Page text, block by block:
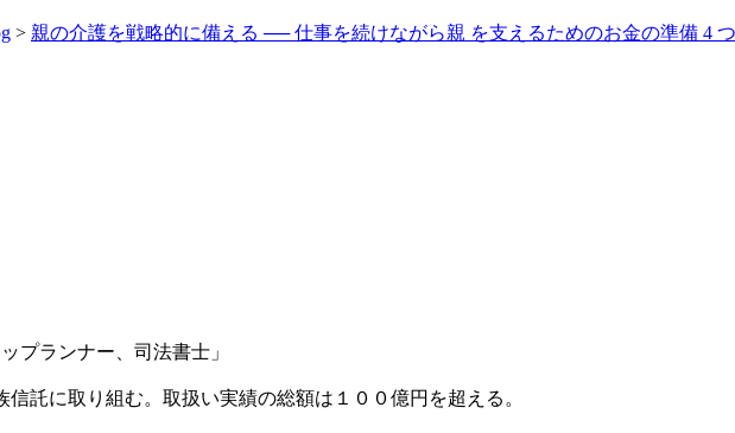
> 親の介護を戦略的に備える ── 仕事を続けながら親 を支えるためのお金の準備 4 つ
プランナー、司法書士」
託に取り組む。取扱い実績の総額は１００億円を超える。